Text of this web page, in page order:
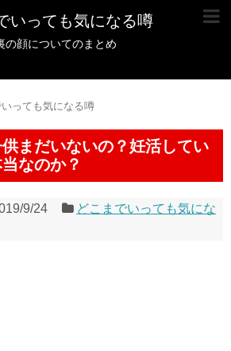
いっても気になる噂
の顔についてのまとめ
いっても気になる噂
まだいないの？妊活してい
なのか？
9/24
どこまでいっても気にな